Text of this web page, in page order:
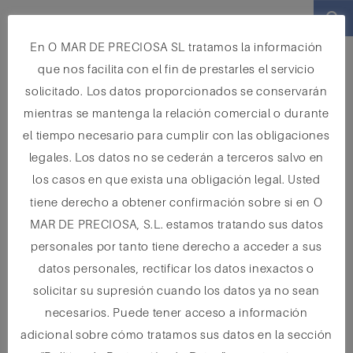
BUSCAR
O Mar de Preciosa
0034 657 063 739
El proyecto O MAR DE PRECIOSA ha sido financiado por el grupo de Acción
Unión Europea a través del Fondo Europeo Marítimo e da Pesca (FEMP),
alcanzando los objetivos previstos de crear un establecimiento
económico), de inmersión en la cultura local y el contacto con la naturaleza
En O MAR DE PRECIOSA SL tratamos la información
que nos facilita con el fin de prestarles el servicio
solicitado. Los datos proporcionados se conservarán
mientras se mantenga la relación comercial o durante
el tiempo necesario para cumplir con las obligaciones
legales. Los datos no se cederán a terceros salvo en
los casos en que exista una obligación legal. Usted
tiene derecho a obtener confirmación sobre si en O
MAR DE PRECIOSA, S.L. estamos tratando sus datos
personales por tanto tiene derecho a acceder a sus
datos personales, rectificar los datos inexactos o
solicitar su supresión cuando los datos ya no sean
necesarios. Puede tener acceso a información
adicional sobre cómo tratamos sus datos en la sección